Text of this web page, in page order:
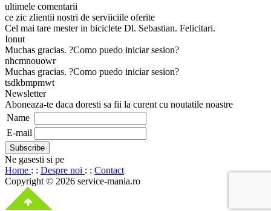
ultimele comentarii
ce zic zlientii nostri de serviiciile oferite
Cel mai tare mester in biciclete Dl. Sebastian. Felicitari.
Ionut
Muchas gracias. ?Como puedo iniciar sesion?
nhcmnouowr
Muchas gracias. ?Como puedo iniciar sesion?
tsdkbmpmwt
Newsletter
Aboneaza-te daca doresti sa fii la curent cu noutatile noastre
Name
E-mail
Ne gasesti si pe
Home : : Despre noi : : Contact
Copyright © 2026 service-mania.ro